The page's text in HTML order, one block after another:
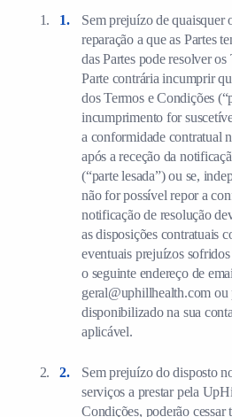
Sem prejuízo de quaisquer
reparação a que as Partes
das Partes pode resolver
Parte contrária incumprir
dos Termos e Condições
incumprimento for
a conformidade contratual
após a receção da
(“parte lesada”) ou se,
não for possível repor a
notificação de resolução
as disposições contratuais
eventuais prejuízos
o seguinte endereço de
geral@uphillhealth.com ou
disponibilizado na sua
aplicável.
Sem prejuízo do disposto
serviços a prestar pela
Condições, poderão